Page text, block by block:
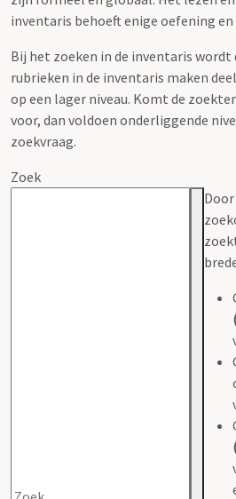
inventaris behoeft enige oefening en
Bij het zoeken in de inventaris wordt
rubrieken in de inventaris maken
op een lager niveau. Komt de
voor, dan voldoen onderliggende
zoekvraag.
Zoek